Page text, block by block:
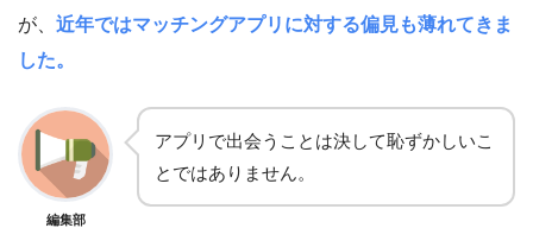
が、 近年ではマッチングアプリに対する偏見も薄れてきま
した。
編集部
アプリで出会うことは決して恥ずかしいこ
とではありません。